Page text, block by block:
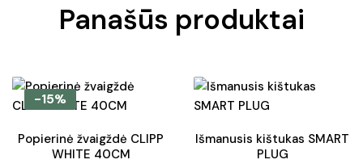
Panašūs produktai
-15%
Popierinė žvaigždė CLIPP
WHITE 40CM
Išmanusis kištukas SMART
PLUG